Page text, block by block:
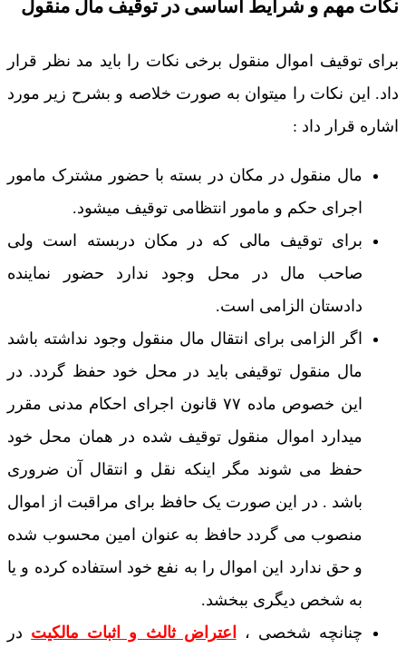
نکات مهم و شرایط اساسی در توقیف مال منقول
برای توقیف اموال منقول برخی نکات را باید مد نظر قرار
داد. این نکات را میتوان به صورت خلاصه و بشرح زیر مورد
اشاره قرار داد :
مال منقول در مکان در بسته با حضور مشترک مامور
اجرای حکم و مامور انتظامی توقیف میشود.
برای توقیف مالی که در مکان دربسته است ولی
صاحب مال در محل وجود ندارد حضور نماینده
دادستان الزامی است.
اگر الزامی برای انتقال مال منقول وجود نداشته باشد
مال منقول توقیفی باید در محل خود حفظ گردد. در
این خصوص ماده ۷۷ قانون اجرای احکام مدنی مقرر
میدارد اموال منقول توقیف شده در همان محل خود
حفظ می شوند مگر اینکه نقل و انتقال آن ضروری
باشد . در این صورت یک حافظ برای مراقبت از اموال
منصوب می گردد حافظ به عنوان امین محسوب شده
و حق ندارد این اموال را به نفع خود استفاده کرده و یا
به شخص دیگری ببخشد.
چنانچه شخصی ،
اعتراض ثالث و اثبات مالکیت در